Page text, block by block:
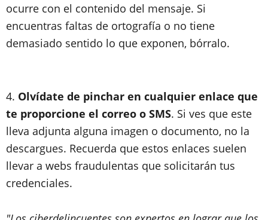
ocurre con el contenido del mensaje. Si
encuentras faltas de ortografía o no tiene
demasiado sentido lo que exponen, bórralo.
4. Olvídate de pinchar en cualquier enlace que
te proporcione el correo o SMS. Si ves que este
lleva adjunta alguna imagen o documento, no la
descargues. Recuerda que estos enlaces suelen
llevar a webs fraudulentas que solicitarán tus
credenciales.